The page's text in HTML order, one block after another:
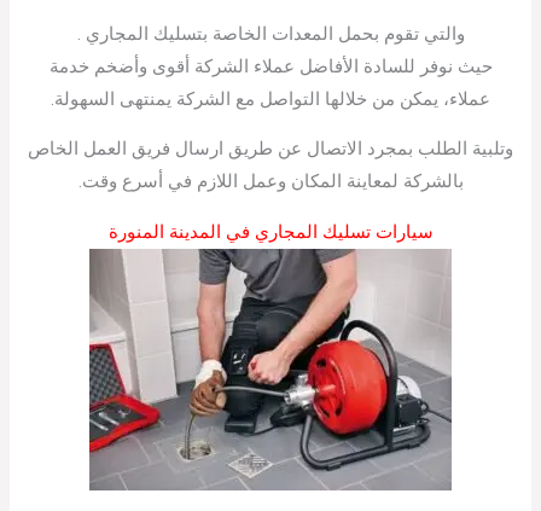
والتي تقوم بحمل المعدات الخاصة بتسليك المجاري .
حيث نوفر للسادة الأفاضل عملاء الشركة أقوى وأضخم خدمة
عملاء، يمكن من خلالها التواصل مع الشركة يمنتهى السهولة.
وتلبية الطلب بمجرد الاتصال عن طريق ارسال فريق العمل الخاص
بالشركة لمعاينة المكان وعمل اللازم في أسرع وقت.
سيارات تسليك المجاري في المدينة المنورة